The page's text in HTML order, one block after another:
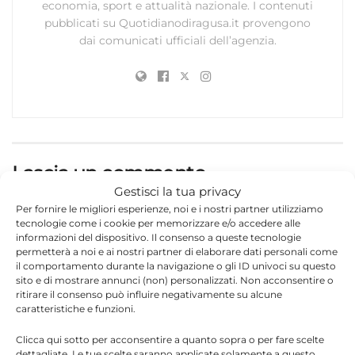
Gestisci la tua privacy
Per fornire le migliori esperienze, noi e i nostri partner utilizziamo
tecnologie come i cookie per memorizzare e/o accedere alle
informazioni del dispositivo. Il consenso a queste tecnologie
permetterà a noi e ai nostri partner di elaborare dati personali come
il comportamento durante la navigazione o gli ID univoci su questo
sito e di mostrare annunci (non) personalizzati. Non acconsentire o
ritirare il consenso può influire negativamente su alcune
caratteristiche e funzioni.
Clicca qui sotto per acconsentire a quanto sopra o per fare scelte
economia, sport e attualità nazionale. I contenuti
pubblicati su Quotidianodiragusa.it provengono
dai comunicati ufficiali dell’agenzia.
Lascia un commento
Il tuo indirizzo email non sarà pubblicato.
I campi
obbligatori sono contrassegnati*
Commento *